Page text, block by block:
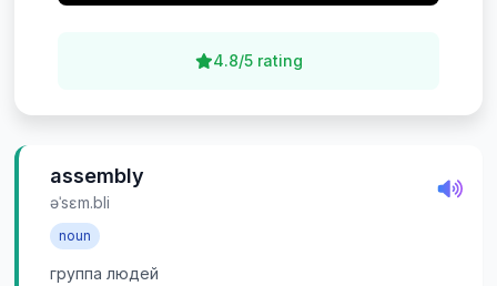
assembly
əˈsɛm.bli
noun
группа людей
4.8/5 rating